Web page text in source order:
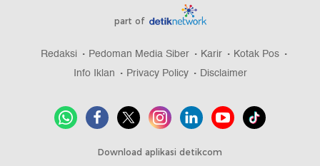
part of
Redaksi Pedoman Media Siber Karir
Kotak Pos
Info Iklan
Privacy Policy Disclaimer
Download aplikasi detikcom